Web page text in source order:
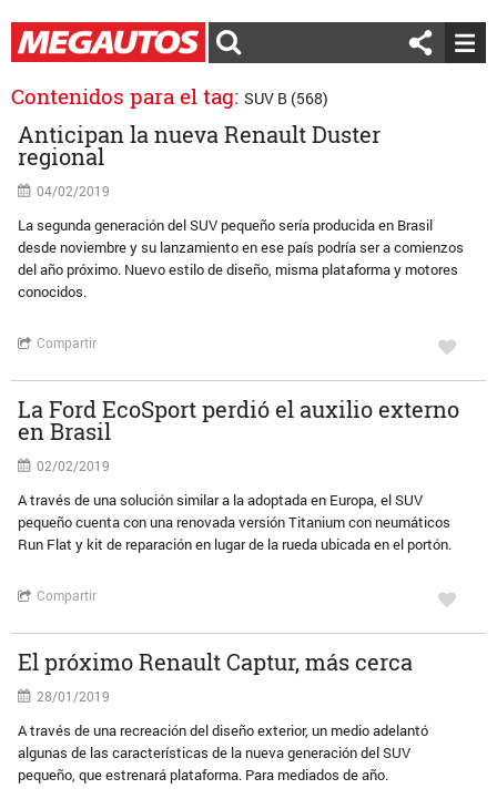
Contenidos para el tag: SUV B (568)
Anticipan la nueva Renault Duster
regional
04/02/2019
La segunda generación del SUV pequeño sería producida en Brasil
desde noviembre y su lanzamiento en ese país podría ser a comienzos
del año próximo. Nuevo estilo de diseño, misma plataforma y motores
conocidos.
Compartir
La Ford EcoSport perdió el auxilio externo
en Brasil
02/02/2019
A través de una solución similar a la adoptada en Europa, el SUV
pequeño cuenta con una renovada versión Titanium con neumáticos
Run Flat y kit de reparación en lugar de la rueda ubicada en el portón.
Compartir
El próximo Renault Captur, más cerca
28/01/2019
A través de una recreación del diseño exterior, un medio adelantó
algunas de las características de la nueva generación del SUV
pequeño, que estrenará plataforma. Para mediados de año.